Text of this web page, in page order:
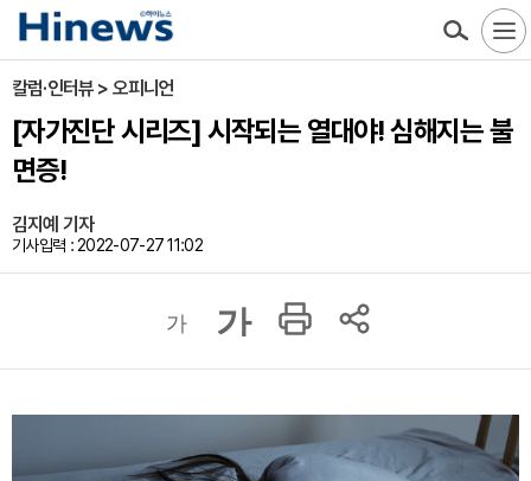
칼럼·인터뷰 > 오피니언
[자가진단 시리즈] 시작되는 열대야! 심해지는 불
면증!
김지예 기자
기사입력 : 2022-07-27 11:02
가 가